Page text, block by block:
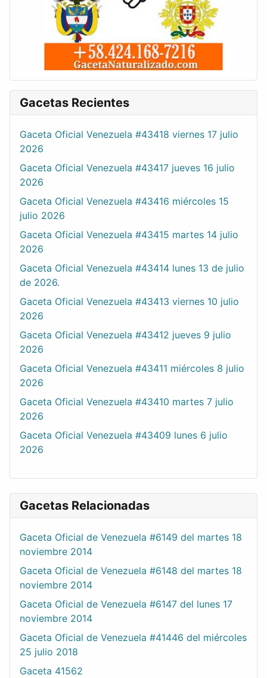
Gacetas Recientes
Gaceta Oficial Venezuela #43418 viernes 17 julio
2026
Gaceta Oficial Venezuela #43417 jueves 16 julio
2026
Gaceta Oficial Venezuela #43416 miércoles 15
julio 2026
Gaceta Oficial Venezuela #43415 martes 14 julio
2026
Gaceta Oficial Venezuela #43414 lunes 13 de julio
de 2026.
Gaceta Oficial Venezuela #43413 viernes 10 julio
2026
Gaceta Oficial Venezuela #43412 jueves 9 julio
2026
Gaceta Oficial Venezuela #43411 miércoles 8 julio
2026
Gaceta Oficial Venezuela #43410 martes 7 julio
2026
Gaceta Oficial Venezuela #43409 lunes 6 julio
2026
Gacetas Relacionadas
Gaceta Oficial de Venezuela #6149 del martes 18
noviembre 2014
Gaceta Oficial de Venezuela #6148 del martes 18
noviembre 2014
Gaceta Oficial de Venezuela #6147 del lunes 17
noviembre 2014
Gaceta Oficial de Venezuela #41446 del miércoles
25 julio 2018
Gaceta 41562